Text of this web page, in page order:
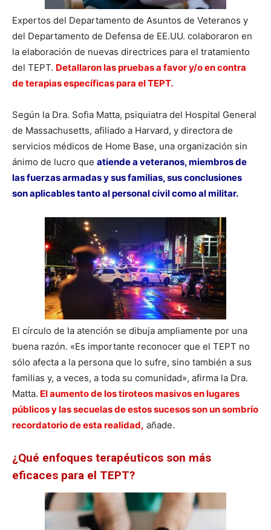
Expertos del Departamento de Asuntos de Veteranos y
del Departamento de Defensa de EE.UU. colaboraron en
la elaboración de nuevas directrices para el tratamiento
del TEPT. Detallaron las pruebas a favor y/o en contra
de terapias específicas para el TEPT.
Según la Dra. Sofia Matta, psiquiatra del Hospital General
de Massachusetts, afiliado a Harvard, y directora de
servicios médicos de Home Base, una organización sin
ánimo de lucro que atiende a veteranos, miembros de
las fuerzas armadas y sus familias, sus conclusiones
son aplicables tanto al personal civil como al militar.
El círculo de la atención se dibuja ampliamente por una
buena razón. «Es importante reconocer que el TEPT no
sólo afecta a la persona que lo sufre, sino también a sus
familias y, a veces, a toda su comunidad», afirma la Dra.
Matta. El aumento de los tiroteos masivos en lugares
públicos y las secuelas de estos sucesos son un sombrío
recordatorio de esta realidad, añade.
¿Qué enfoques terapéuticos son más
eficaces para el TEPT?